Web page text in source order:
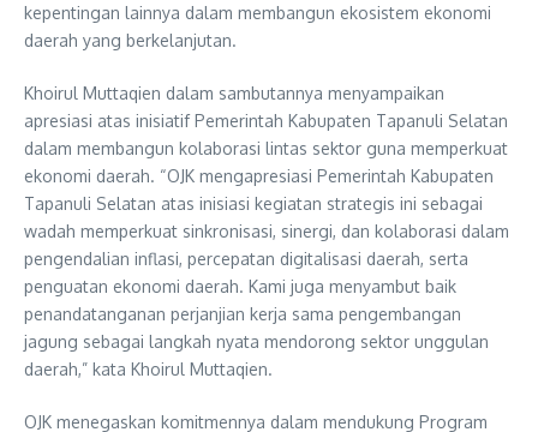
kepentingan lainnya dalam membangun ekosistem ekonomi
daerah yang berkelanjutan.
Khoirul Muttaqien dalam sambutannya menyampaikan
apresiasi atas inisiatif Pemerintah Kabupaten Tapanuli Selatan
dalam membangun kolaborasi lintas sektor guna memperkuat
ekonomi daerah. “OJK mengapresiasi Pemerintah Kabupaten
Tapanuli Selatan atas inisiasi kegiatan strategis ini sebagai
wadah memperkuat sinkronisasi, sinergi, dan kolaborasi dalam
pengendalian inflasi, percepatan digitalisasi daerah, serta
penguatan ekonomi daerah. Kami juga menyambut baik
penandatanganan perjanjian kerja sama pengembangan
jagung sebagai langkah nyata mendorong sektor unggulan
daerah,” kata Khoirul Muttaqien.
OJK menegaskan komitmennya dalam mendukung Program